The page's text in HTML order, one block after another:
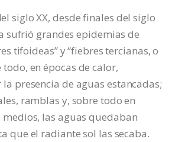
siglo XX, desde finales del siglo
sufrió grandes epidemias de
tifoideas” y “fiebres tercianas, o
en épocas de calor,
presencia de aguas estancadas;
ramblas y, sobre todo en
medios, las aguas quedaban
que el radiante sol las secaba.